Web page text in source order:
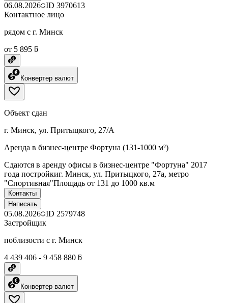
06.08.2026 ID 3970613
Контактное лицо
рядом с г. Минск
от 5 895 ƃ
Конвертер валют
Объект сдан
г. Минск, ул. Притыцкого, 27/А
Аренда в бизнес-центре Фортуна (131-1000 м²)
Сдаются в аренду офисы в бизнес-центре "Фортуна" 2017
года постройкиг. Минск, ул. Притыцкого, 27а, метро
"Спортивная"Площадь от 131 до 1000 кв.м
Контакты
Написать
05.08.2026 ID 2579748
Застройщик
поблизости с г. Минск
4 439 406 - 9 458 880 ƃ
Конвертер валют